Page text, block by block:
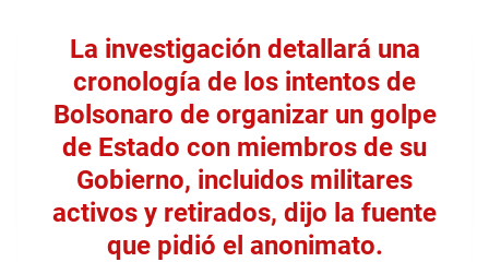
La investigación detallará una
cronología de los intentos de
Bolsonaro de organizar un golpe
de Estado con miembros de su
Gobierno, incluidos militares
activos y retirados, dijo la fuente
que pidió el anonimato.